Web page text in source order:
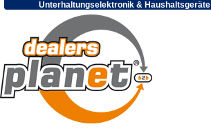
Unterhaltungselektronik & Haushaltsgeräte